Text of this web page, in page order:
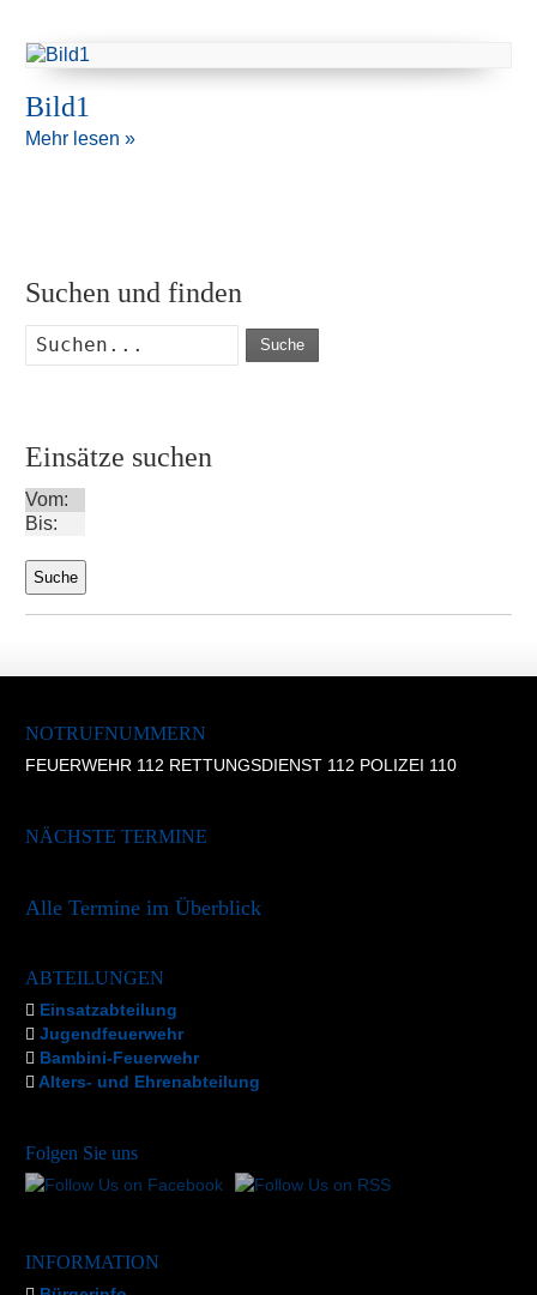
Bild1
Mehr lesen »
Suchen und finden
Suche
Einsätze suchen
Vom:
Bis:
NOTRUFNUMMERN
FEUERWEHR 112 RETTUNGSDIENST 112 POLIZEI 110
NÄCHSTE TERMINE
Alle Termine im Überblick
ABTEILUNGEN
Einsatzabteilung
Jugendfeuerwehr
Bambini-Feuerwehr
Alters- und Ehrenabteilung
Folgen Sie uns
INFORMATION